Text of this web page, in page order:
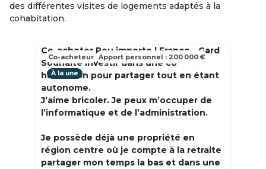
des différentes visites de logements adaptés à la
cohabitation.
Co-acheter Peu importe | France - Gard
Souhaite investir dans une co
habitation pour partager tout en étant
autonome.
J’aime bricoler. Je peux m’occuper de
l’informatique et de l’administration.
Je possède déjà une propriété en
région centre où je compte à la retraite
partager mon temps la bas et dans une
À la une
Co-acheteur Apport personnel : 200 000 €